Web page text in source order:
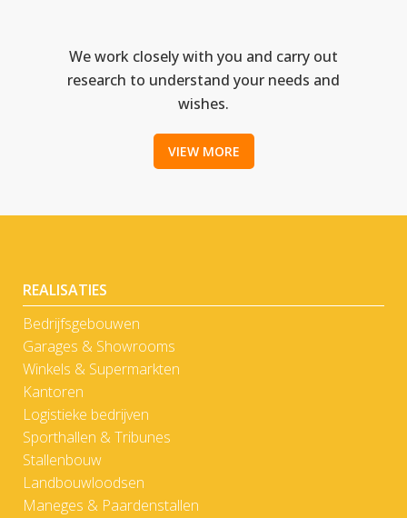
We work closely with you and carry out
research to understand your needs and
wishes.
VIEW MORE
REALISATIES
Bedrijfsgebouwen
Garages & Showrooms
Winkels & Supermarkten
Kantoren
Logistieke bedrijven
Sporthallen & Tribunes
Stallenbouw
Landbouwloodsen
Maneges & Paardenstallen